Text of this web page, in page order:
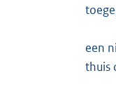
een
thuis